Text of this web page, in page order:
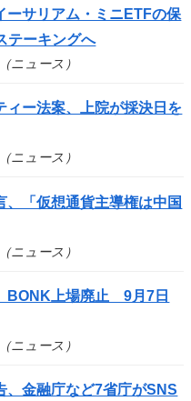
ーサリアム・ミニETFの保
テーキングへ
ニュース）
ィー法案、上院が採決日を
ニュース）
、「仮想通貨主導権は中国
ニュース）
BONK上場廃止 9月7日
ニュース）
、金融庁など7省庁がSNS